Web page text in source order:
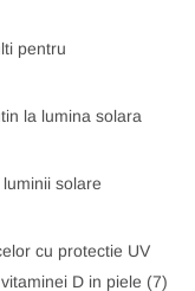
pentru
la lumina solara
solare
cu protectie UV
D in piele (7)